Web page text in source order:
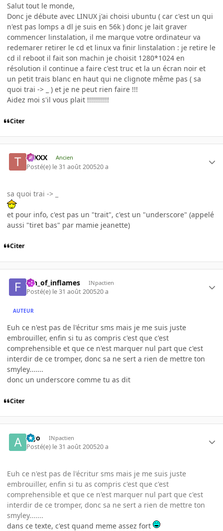
Salut tout le monde,
Donc je débute avec LINUX j'ai choisi ubuntu ( car c'est un qui
n'est pas lomps a dl je suis en 56k ) donc je lait graver
commencer linstalation, il me marque votre ordinateur va
redemarer retirer le cd et linux va finir linstalation : je retire le
cd il reboot il fait son machin je choisit 1280*1024 en
résolution il continue a faire c'est truc et la un écran noir et
un petit trais blanc en haut qui ne clignote même pas ( sa
quoi trai -> _ ) et je ne peut rien faire !!!
Aidez moi s'il vous plait !!!!!!!!!!!
Citer
tuXXX Ancien
Posté(e) le 31 août 200520 a
sa quoi trai -> _
et pour info, c'est pas un "trait", c'est un "underscore" (appelé
aussi "tiret bas" par mamie jeanette)
Citer
fan_of_inflames INpactien
Posté(e) le 31 août 200520 a
AUTEUR
Euh ce n'est pas de l'écritur sms mais je me suis juste
embrouiller, enfin si tu as compris c'est que c'est
comprehensible et que ce n'est marquer nul part que c'est
interdir de ce tromper, donc sa ne sert a rien de mettre ton
smyley.......
donc un underscore comme tu as dit
Citer
Ago INpactien
Posté(e) le 31 août 200520 a
Euh ce n'est pas de l'écritur sms mais je me suis juste
embrouiller, enfin si tu as compris c'est que c'est
comprehensible et que ce n'est marquer nul part que c'est
interdir de ce tromper, donc sa ne sert a rien de mettre ton
smyley.......
dans ce texte, c'est quand meme assez fort